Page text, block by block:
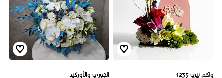
ولكم بيبي 1235
الجوري والأوركيد